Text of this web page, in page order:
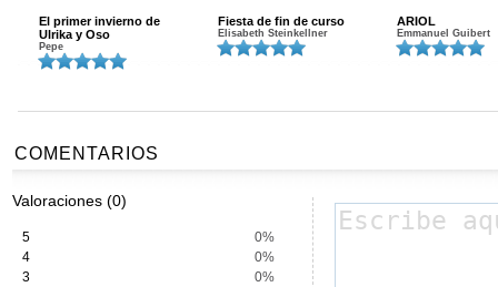
El primer invierno de
Ulrika y Oso
Pepe
Fiesta de fin de curso
Elisabeth Steinkellner
ARIOL
Emmanuel Guibert
COMENTARIOS
Valoraciones (0)
5
0%
4
0%
3
0%